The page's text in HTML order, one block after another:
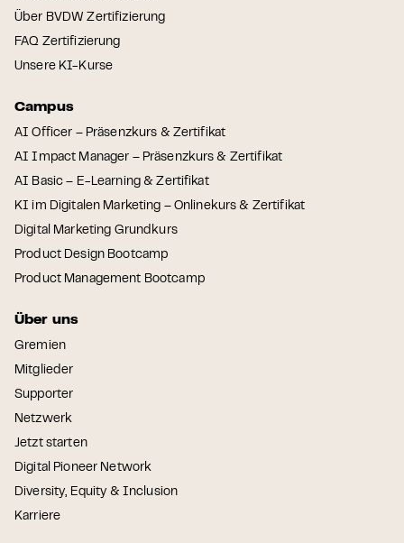
Über BVDW Zertifizierung
FAQ Zertifizierung
Unsere KI-Kurse
Campus
AI Officer – Präsenzkurs & Zertifikat
AI Impact Manager – Präsenzkurs & Zertifikat
AI Basic – E-Learning & Zertifikat
KI im Digitalen Marketing – Onlinekurs & Zertifikat
Digital Marketing Grundkurs
Product Design Bootcamp
Product Management Bootcamp
Über uns
Gremien
Mitglieder
Supporter
Netzwerk
Jetzt starten
Digital Pioneer Network
Diversity, Equity & Inclusion
Karriere